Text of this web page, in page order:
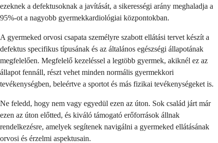
ezeknek a defektusoknak a javítását, a sikerességi arány meghaladja a
95%-ot a nagyobb gyermekkardiológiai központokban.
A gyermeked orvosi csapata személyre szabott ellátási tervet készít a
defektus specifikus típusának és az általános egészségi állapotának
megfelelően. Megfelelő kezeléssel a legtöbb gyermek, akiknél ez az
állapot fennáll, részt vehet minden normális gyermekkori
tevékenységben, beleértve a sportot és más fizikai tevékenységeket is.
Ne feledd, hogy nem vagy egyedül ezen az úton. Sok család járt már
ezen az úton előtted, és kiváló támogató erőforrások állnak
rendelkezésre, amelyek segítenek navigálni a gyermeked ellátásának
orvosi és érzelmi aspektusain.